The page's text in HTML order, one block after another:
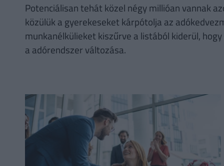
Potenciálisan tehát közel négy millióan vannak
közülük a gyerekeseket kárpótolja az
munkanélkülieket kiszűrve a listából kiderül,
a adórendszer változása.